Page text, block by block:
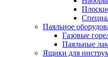
Паяльное
Газовые
Паяльные
Ящики для